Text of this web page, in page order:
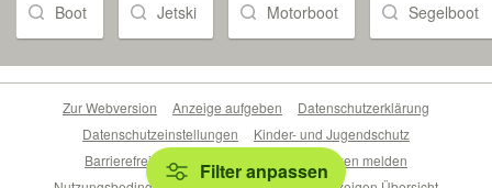
Boot Jetski Motorboot Segelboot
Filter anpassen
Zur Webversion Anzeige aufgeben
Datenschutzerklärung
Datenschutzeinstellungen
Kinder- und Jugendschutz
Barrierefreiheitserklärung
Sicherheitslücken melden